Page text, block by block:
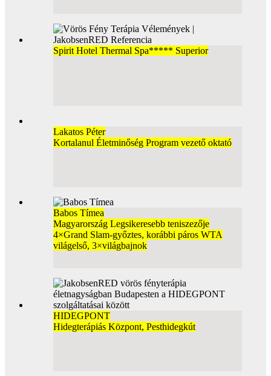
Spirit Hotel Thermal Spa***** Superior
Lakatos Péter
Kortalanul Életminőség Program vezető oktató
Babos Tímea
Magyarország Legsikeresebb teniszezője
4×Grand Slam-győztes, korábbi páros WTA
világelső, 3×világbajnok
HIDEGPONT
Hidegterápiás Központ, Pesthidegkút